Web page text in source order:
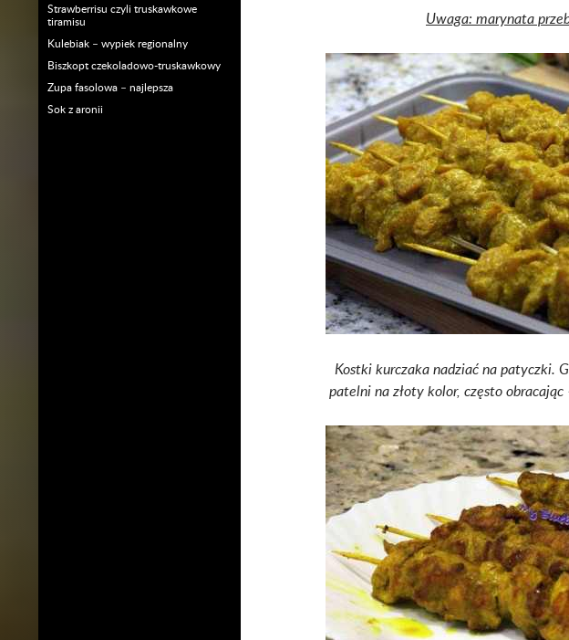
Uwaga: marynata
Kostki kurczaka nadziać na patyczki.
patelni na złoty kolor, często
Strawberrisu czyli truskawkowe
tiramisu
Kulebiak – wypiek regionalny
Biszkopt czekoladowo-truskawkowy
Zupa fasolowa – najlepsza
Sok z aronii